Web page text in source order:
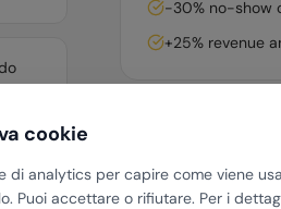
cookie
di analytics per capire come viene
Puoi accettare o rifiutare. Per i
-30% no-show
+25% revenue